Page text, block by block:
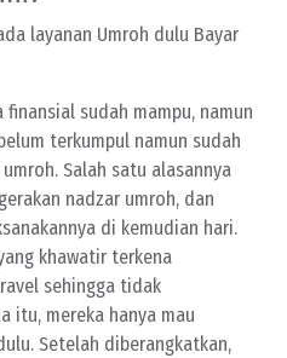
layanan Umroh dulu Bayar
finansial sudah mampu, namun
terkumpul namun sudah
Salah satu alasannya
nadzar umroh, dan
di kemudian hari.
khawatir terkena
sehingga tidak
itu, mereka hanya mau
Setelah diberangkatkan,